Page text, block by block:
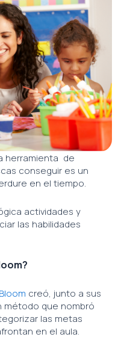
herramienta de
conseguir es un
en el tiempo.
actividades y
las habilidades
creó, junto a sus
método que nombró
las metas
en el aula.